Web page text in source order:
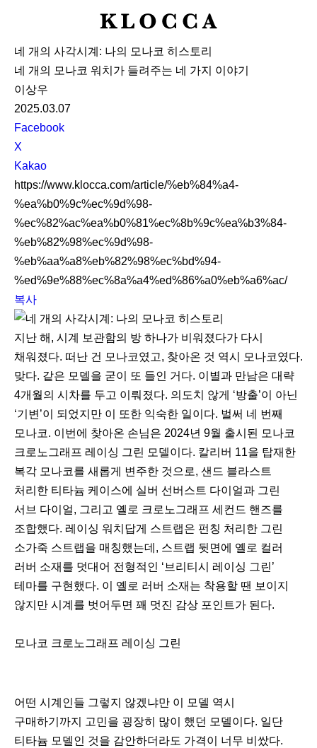
K
O
C
네 개의 사각시계: 나의 모나코 히스토리
네 개의 모나코 워치가 들려주는 네 가지 이야기
이상우
2025.03.07
S
N
S
S
h
a
r
e
Facebook
X
Kakao
https://www.klocca.com/article/%eb%84%a4-
%ea%b0%9c%ec%9d%98-
%ec%82%ac%ea%b0%81%ec%8b%9c%ea%b3%84-
%eb%82%98%ec%9d%98-
%eb%aa%a8%eb%82%98%ec%bd%94-
%ed%9e%88%ec%8a%a4%ed%86%a0%eb%a6%ac/
복사
지난 해, 시계 보관함의 방 하나가 비워졌다가 다시
채워졌다. 떠난 건 모나코였고, 찾아온 것 역시 모나코였다.
맞다. 같은 모델을 굳이 또 들인 거다. 이별과 만남은 대략
4개월의 시차를 두고 이뤄졌다. 의도치 않게 ‘방출’이 아닌
‘기변’이 되었지만 이 또한 익숙한 일이다. 벌써 네 번째
모나코. 이번에 찾아온 손님은 2024년 9월 출시된 모나코
크로노그래프 레이싱 그린 모델이다. 칼리버 11을 탑재한
복각 모나코를 새롭게 변주한 것으로, 샌드 블라스트
처리한 티타늄 케이스에 실버 선버스트 다이얼과 그린
서브 다이얼, 그리고 옐로 크로노그래프 세컨드 핸즈를
조합했다. 레이싱 워치답게 스트랩은 펀칭 처리한 그린
소가죽 스트랩을 매칭했는데, 스트랩 뒷면에 옐로 컬러
러버 소재를 덧대어 전형적인 ‘브리티시 레이싱 그린’
테마를 구현했다. 이 옐로 러버 소재는 착용할 땐 보이지
않지만 시계를 벗어두면 꽤 멋진 감상 포인트가 된다.
모나코 크로노그래프 레이싱 그린
어떤 시계인들 그렇지 않겠냐만 이 모델 역시
구매하기까지 고민을 굉장히 많이 했던 모델이다. 일단
티타늄 모델인 것을 감안하더라도 가격이 너무 비쌌다.